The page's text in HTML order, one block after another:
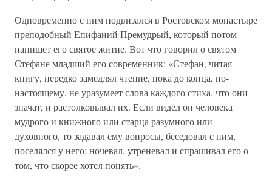
Одновременно с ним подвизался в Ростовском монастыре
преподобный Епифаний Премудрый, который потом
напишет его святое житие. Вот что говорил о святом
Стефане младший его современник: «Стефан, читая
книгу, нередко замедлял чтение, пока до конца, по-
настоящему, не уразумеет слова каждого стиха, что они
значат, и растолковывал их. Если видел он человека
мудрого и книжного или старца разумного или
духовного, то задавал ему вопросы, беседовал с ним,
поселялся у него: ночевал, утреневал и спрашивал его о
том, что скорее хотел понять».